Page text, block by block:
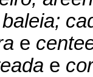
baleia;
e
e